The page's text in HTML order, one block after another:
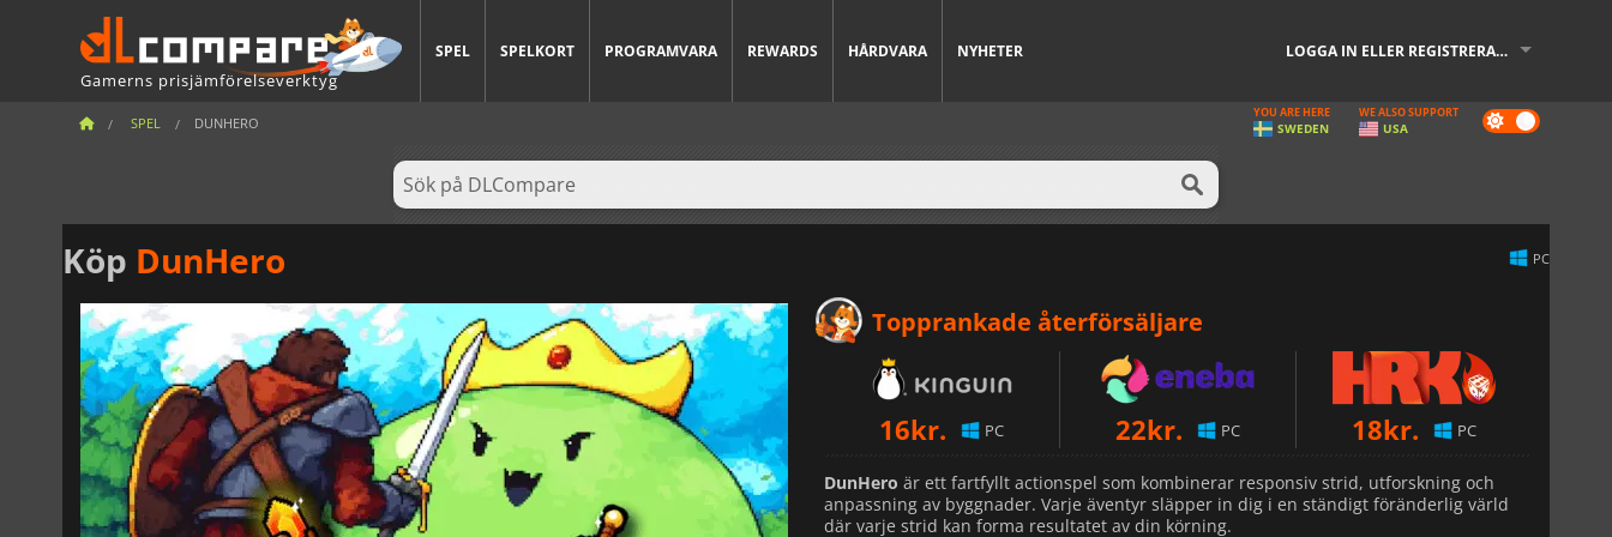
Gamerns prisjämförelseverktyg
SPEL SPELKORT PROGRAMVARA REWARDS HÅRDVARA NYHETER LOGGA IN ELLER REGISTRERA DIG
SPEL DUNHERO Dark
mode
YOU ARE HERE
SWEDEN
WE ALSO SUPPORT
USA
Köp DunHero PC
Topprankade återförsäljare
16kr. PC 22kr. PC 18kr. PC
DunHero är ett fartfyllt actionspel som kombinerar responsiv strid, utforskning och
anpassning av byggnader. Varje äventyr släpper in dig i en ständigt föränderlig värld
där varje strid kan forma resultatet av din körning.